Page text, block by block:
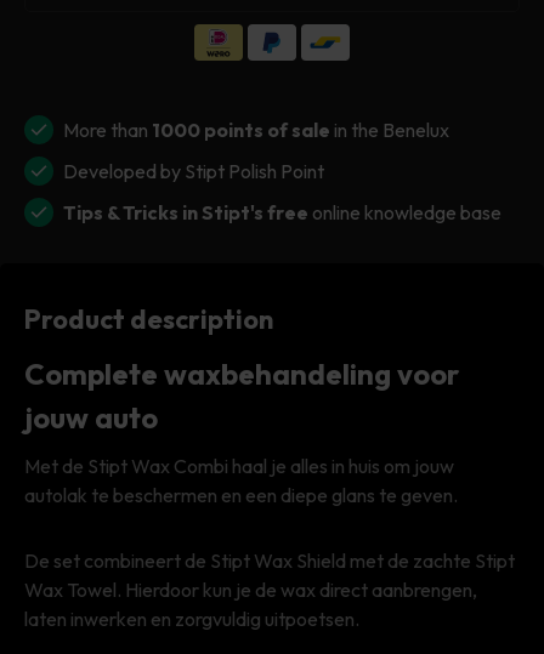
More than 1000 points of sale in the Benelux
Developed by Stipt Polish Point
Tips & Tricks in Stipt's free online knowledge base
Product description
Complete waxbehandeling voor
jouw auto
Met de Stipt Wax Combi haal je alles in huis om jouw
autolak te beschermen en een diepe glans te geven.
De set combineert de Stipt Wax Shield met de zachte Stipt
Wax Towel. Hierdoor kun je de wax direct aanbrengen,
laten inwerken en zorgvuldig uitpoetsen.